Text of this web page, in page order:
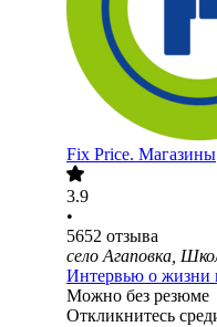
Fix Price. Магазины
3.9
•
5652 отзыва
село Агаповка,
Интервью о жизни
Можно без резюме
Откликнитесь